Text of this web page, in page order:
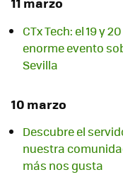
CTx Tech: el 19 y
enorme evento
Sevilla
10 marzo
Descubre el
nuestra
más nos gusta